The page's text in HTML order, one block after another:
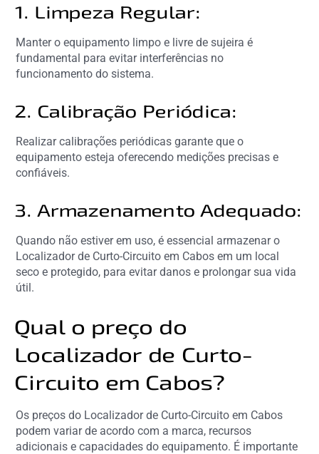
1. Limpeza Regular:
Manter o equipamento limpo e livre de sujeira é
fundamental para evitar interferências no
funcionamento do sistema.
2. Calibração Periódica:
Realizar calibrações periódicas garante que o
equipamento esteja oferecendo medições precisas e
confiáveis.
3. Armazenamento Adequado:
Quando não estiver em uso, é essencial armazenar o
Localizador de Curto-Circuito em Cabos em um local
seco e protegido, para evitar danos e prolongar sua vida
útil.
Qual o preço do
Localizador de Curto-
Circuito em Cabos?
Os preços do Localizador de Curto-Circuito em Cabos
podem variar de acordo com a marca, recursos
adicionais e capacidades do equipamento. É importante